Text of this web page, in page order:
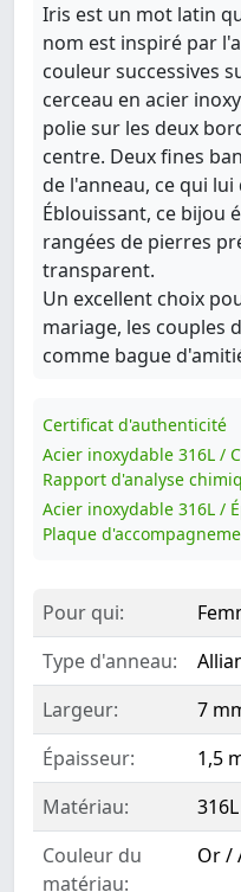
Iris est un mot latin
nom est inspiré par
couleur successives
cerceau en acier
polie sur les deux
centre. Deux fines
de l'anneau, ce qui
Éblouissant, ce bijou
rangées de pierres
transparent.
Un excellent choix
mariage, les couples
comme bague
Certificat d'authenticité
Acier inoxydable 316L /
Rapport d'analyse
Acier inoxydable 316L /
Plaque
Pour qui:
Type d'anneau:
Largeur:
7
Épaisseur:
1,5
Matériau:
Couleur du
matériau:
Or /